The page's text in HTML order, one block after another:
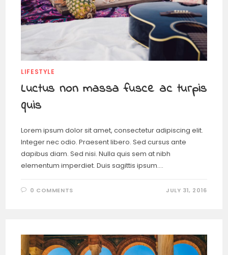
LIFESTYLE
Luctus non massa fusce ac turpis
quis
Lorem ipsum dolor sit amet, consectetur adipiscing elit.
Integer nec odio. Praesent libero. Sed cursus ante
dapibus diam. Sed nisi. Nulla quis sem at nibh
elementum imperdiet. Duis sagittis ipsum.…
0 COMMENTS JULY 31, 2016